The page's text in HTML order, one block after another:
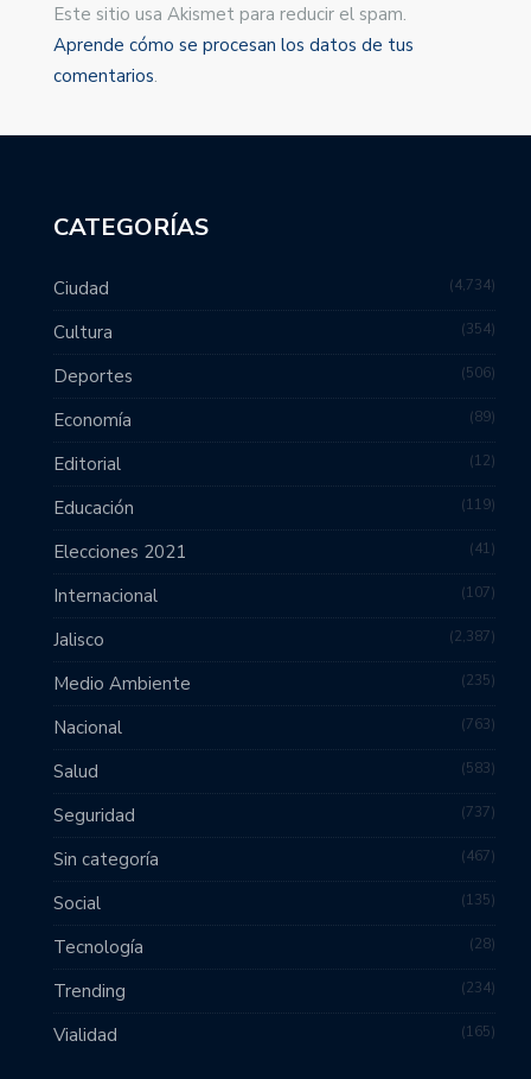
Este sitio usa Akismet para reducir el spam.
Aprende cómo se procesan los datos de tus
comentarios.
CATEGORÍAS
Ciudad 4,734
Cultura 354
Deportes 506
Economía 89
Editorial 12
Educación 119
Elecciones 2021 41
Internacional 107
Jalisco 2,387
Medio Ambiente 235
Nacional 763
Salud 583
Seguridad 737
Sin categoría 467
Social 135
Tecnología 28
Trending 234
Vialidad 165